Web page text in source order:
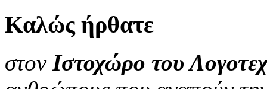
Καλώς ήρθατε
στον Ιστοχώρο του